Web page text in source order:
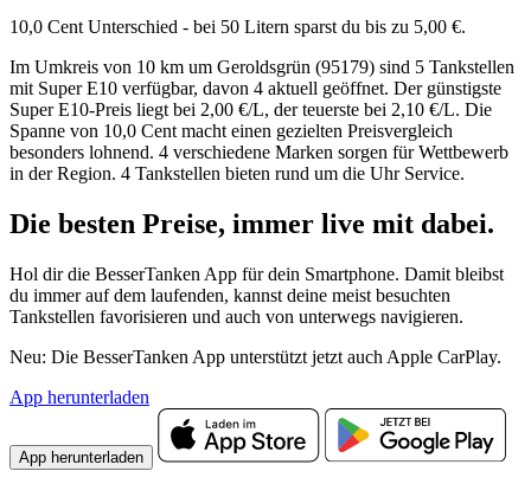
10,0 Cent Unterschied - bei 50 Litern sparst du bis zu 5,00 €.
Im Umkreis von 10 km um Geroldsgrün (95179) sind 5 Tankstellen
mit Super E10 verfügbar, davon 4 aktuell geöffnet. Der günstigste
Super E10-Preis liegt bei 2,00 €/L, der teuerste bei 2,10 €/L. Die
Spanne von 10,0 Cent macht einen gezielten Preisvergleich
besonders lohnend. 4 verschiedene Marken sorgen für Wettbewerb
in der Region. 4 Tankstellen bieten rund um die Uhr Service.
Die besten Preise, immer live mit dabei.
Hol dir die BesserTanken App für dein Smartphone. Damit bleibst
du immer auf dem laufenden, kannst deine meist besuchten
Tankstellen favorisieren und auch von unterwegs navigieren.
Neu: Die BesserTanken App unterstützt jetzt auch Apple CarPlay.
App herunterladen
App herunterladen